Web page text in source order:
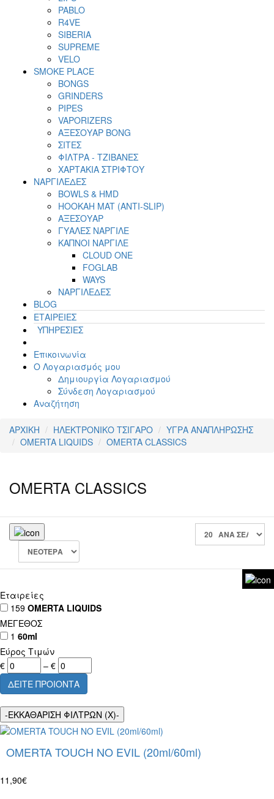
PABLO
R4VE
SIBERIA
SUPREME
VELO
SMOKE PLACE
BONGS
GRINDERS
PIPES
VAPORIZERS
ΑΞΕΣΟΥΑΡ BONG
ΣΙΤΕΣ
ΦΙΛΤΡΑ - ΤΖΙΒΑΝΕΣ
ΧΑΡΤΑΚΙΑ ΣΤΡΙΦΤΟΥ
ΝΑΡΓΙΛΕΔΕΣ
BOWLS & HMD
HOOKAH MAT (ANTI-SLIP)
ΑΞΕΣΟΥΑΡ
ΓΥΑΛΕΣ ΝΑΡΓΙΛΕ
ΚΑΠΝΟΙ ΝΑΡΓΙΛΕ
CLOUD ONE
FOGLAB
WAYS
ΝΑΡΓΙΛΕΔΕΣ
BLOG
ΕΤΑΙΡΕΙΕΣ
ΥΠΗΡΕΣΙΕΣ
Επικοινωνία
Ο Λογαριασμός μου
Δημιουργία Λογαριασμού
Σύνδεση Λογαριασμού
Αναζήτηση
ΑΡΧΙΚΗ ΗΛΕΚΤΡΟΝΙΚΟ ΤΣΙΓΑΡΟ
ΥΓΡΑ ΑΝΑΠΛΗΡΩΣΗΣ
OMERTA LIQUIDS
OMERTA CLASSICS
OMERTA CLASSICS
Εταιρείες
159 OMERTA LIQUIDS
ΜΕΓΕΘΟΣ
1 60ml
Εύρος Τιμών
€
– €
OMERTA TOUCH NO EVIL (20ml/60ml)
11,90€